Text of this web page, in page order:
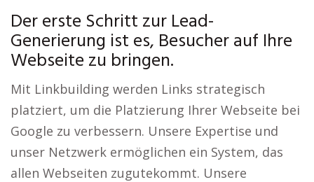
Der erste Schritt zur Lead-
Generierung ist es, Besucher auf Ihre
Webseite zu bringen.
Mit Linkbuilding werden Links strategisch
platziert, um die Platzierung Ihrer Webseite bei
Google zu verbessern. Unsere Expertise und
unser Netzwerk ermöglichen ein System, das
allen Webseiten zugutekommt. Unsere